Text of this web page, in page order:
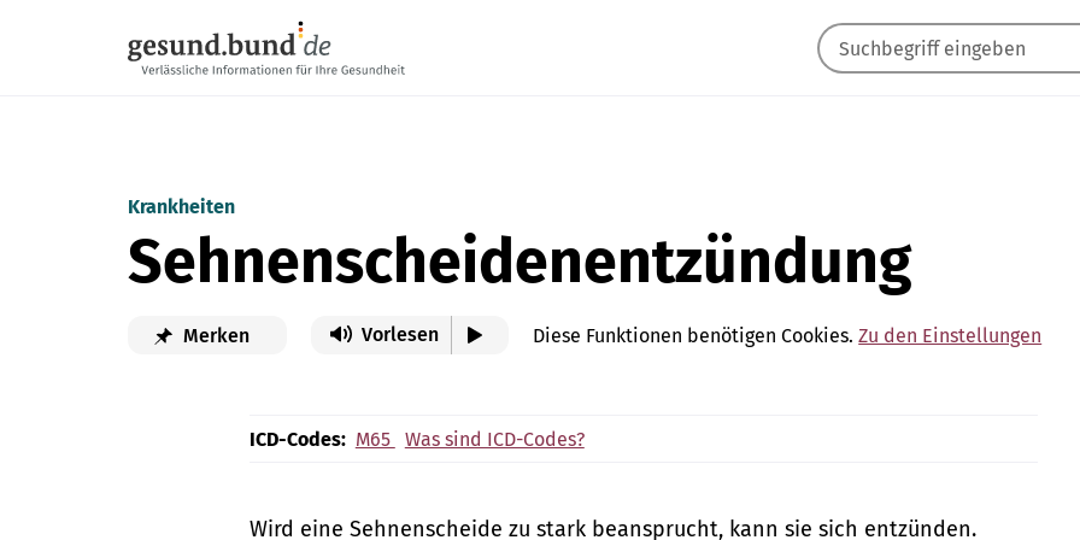
Krankheiten
Sehnenscheidenentzündung
Merken Vorlesen Diese Funktionen benötigen Cookies.Zu den Einstellungen
ICD-Codes: M65 Was sind ICD-Codes?
Wird eine Sehnenscheide zu stark beansprucht, kann sie sich entzünden.